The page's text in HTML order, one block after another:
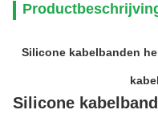
Silicone kabelbanden
Silicone